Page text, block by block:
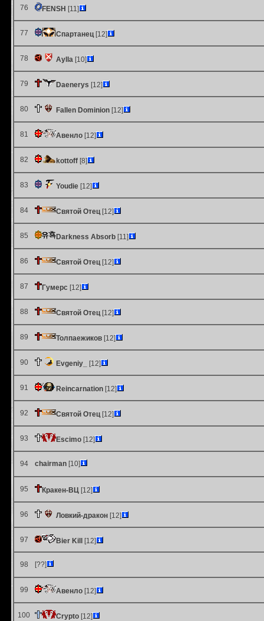
76 FENSH [11]
77 Спартанец[12]
78 Aylla [10]
79 Daenerys [12]
80 Fallen Dominion [12]
81 Авенло [12]
82 kottoff [8]
83 Youdie [12]
84 Святой Отец[12]
85 Darkness Absorb [11]
86 Святой Отец[12]
87 Гумерс [12]
88 Святой Отец[12]
89 Толпаежиков [12]
90 Evgeniy_ [12]
91 Reincarnation [12]
92 Святой Отец[12]
93 Escimo [12]
94 chairman [10]
95 Кракен-ВЦ [12]
96 Ловкий-дракон [12]
97 Bier Kill [12]
98 [??]
99 Авенло [12]
100 Crypto [12]